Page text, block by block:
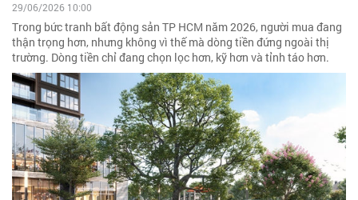
29/06/2026 10:00
Trong bức tranh bất động sản TP HCM năm 2026, người mua đang
thận trọng hơn, nhưng không vì thế mà dòng tiền đứng ngoài thị
trường. Dòng tiền chỉ đang chọn lọc hơn, kỹ hơn và tỉnh táo hơn.